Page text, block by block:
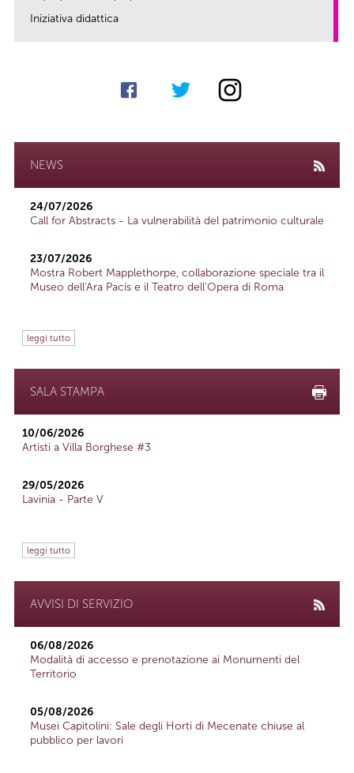
Iniziativa didattica
NEWS
24/07/2026
Call for Abstracts - La vulnerabilità del patrimonio culturale
23/07/2026
Mostra Robert Mapplethorpe, collaborazione speciale tra il
Museo dell'Ara Pacis e il Teatro dell'Opera di Roma
leggi tutto
SALA STAMPA
10/06/2026
Artisti a Villa Borghese #3
29/05/2026
Lavinia - Parte V
leggi tutto
AVVISI DI SERVIZIO
06/08/2026
Modalità di accesso e prenotazione ai Monumenti del
Territorio
05/08/2026
Musei Capitolini: Sale degli Horti di Mecenate chiuse al
pubblico per lavori